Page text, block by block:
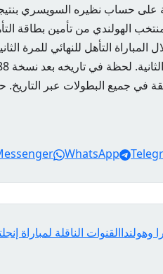
الهولندي من تأمين بطاقة
التأهل للنهائي للمرة
WhatsApp
وهولنداالقنوات الناقلة لمباراة